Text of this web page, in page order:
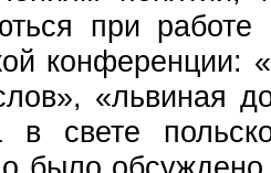
при
конференции:
«львиная
в свете